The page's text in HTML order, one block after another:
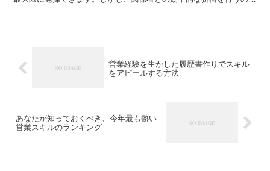
営業経験を生かした履歴書作りでスキル
をアピールする方法
あなたが知っておくべき、今年最も熱い
営業スキルのランキング